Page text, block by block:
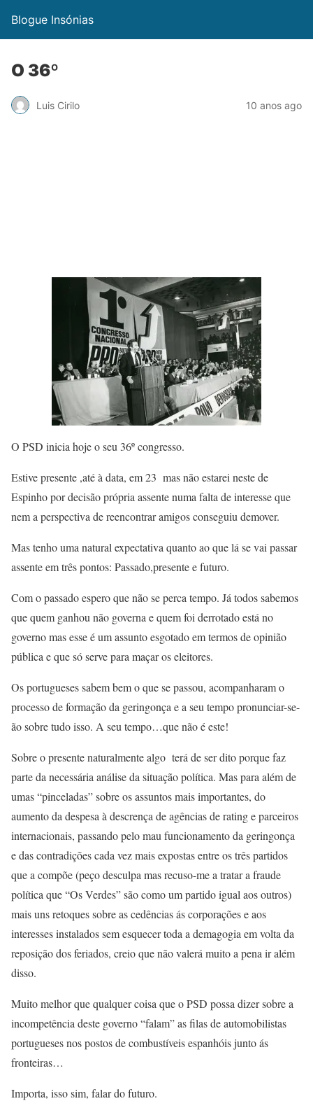
Blogue Insónias
O 36º
Luis Cirilo 10 anos ago
O PSD inicia hoje o seu 36º congresso.
Estive presente ,até à data, em 23 mas não estarei neste de
Espinho por decisão própria assente numa falta de interesse que
nem a perspectiva de reencontrar amigos conseguiu demover.
Mas tenho uma natural expectativa quanto ao que lá se vai passar
assente em três pontos: Passado,presente e futuro.
Com o passado espero que não se perca tempo. Já todos sabemos
que quem ganhou não governa e quem foi derrotado está no
governo mas esse é um assunto esgotado em termos de opinião
pública e que só serve para maçar os eleitores.
Os portugueses sabem bem o que se passou, acompanharam o
processo de formação da geringonça e a seu tempo pronunciar-se-
ão sobre tudo isso. A seu tempo…que não é este!
Sobre o presente naturalmente algo terá de ser dito porque faz
parte da necessária análise da situação política. Mas para além de
umas “pinceladas” sobre os assuntos mais importantes, do
aumento da despesa à descrença de agências de rating e parceiros
internacionais, passando pelo mau funcionamento da geringonça
e das contradições cada vez mais expostas entre os três partidos
que a compõe (peço desculpa mas recuso-me a tratar a fraude
política que “Os Verdes” são como um partido igual aos outros)
mais uns retoques sobre as cedências ás corporações e aos
interesses instalados sem esquecer toda a demagogia em volta da
reposição dos feriados, creio que não valerá muito a pena ir além
disso.
Muito melhor que qualquer coisa que o PSD possa dizer sobre a
incompetência deste governo “falam” as filas de automobilistas
portugueses nos postos de combustíveis espanhóis junto ás
fronteiras…
Importa, isso sim, falar do futuro.